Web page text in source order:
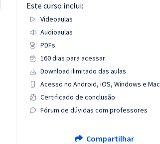
Este curso inclui:
Videoaulas
Audioaulas
PDFs
160 dias para acessar
Download ilimitado das aulas
Acesso no Android, iOS, Windows e Mac
Certificado de conclusão
Fórum de dúvidas com professores
Compartilhar